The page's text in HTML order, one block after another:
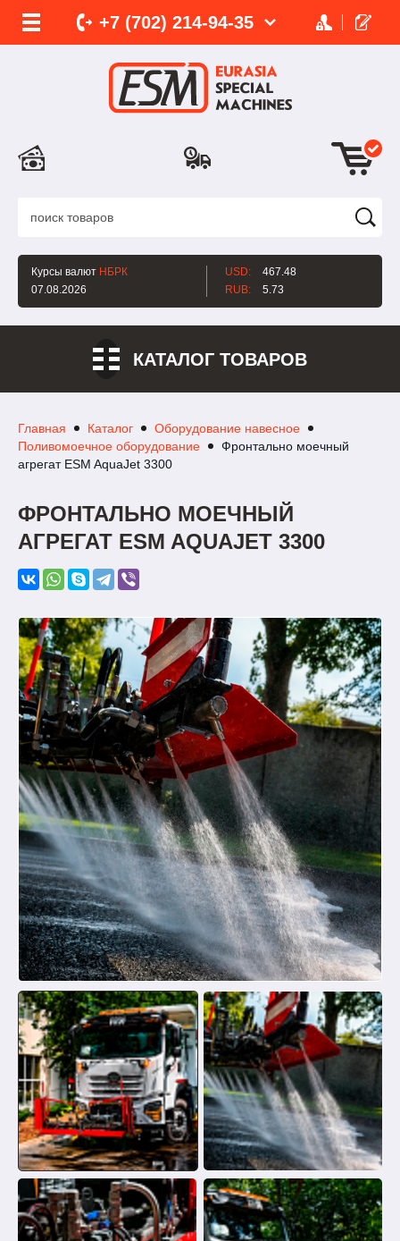
+7 (702) 214-94-35
Курсы валют НБРК
07.08.2026
USD:
467.48
RUB:
5.73
КАТАЛОГ ТОВАРОВ
Главная Каталог
Оборудование навесное
Поливомоечное оборудование
Фронтально моечный
агрегат ESM AquaJet 3300
ФРОНТАЛЬНО МОЕЧНЫЙ
АГРЕГАТ ESM AQUAJET 3300